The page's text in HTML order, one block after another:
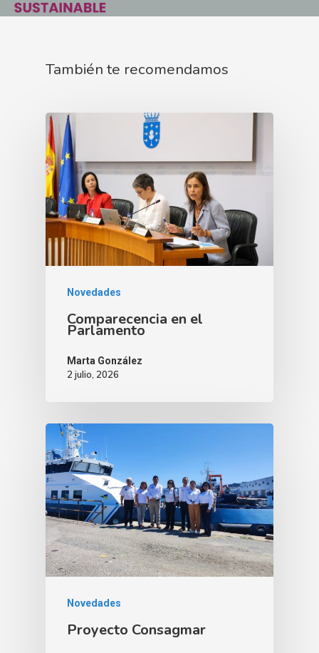
También te recomendamos
Novedades
Comparecencia en el
Parlamento
Marta González
2 julio, 2026
Novedades
Proyecto Consagmar